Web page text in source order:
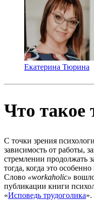
Екатерина Тюрина
Что такое
С точки зрения
зависимость от работы,
стремлении продолжать
тогда, когда это
Слово «workaholic»
публикации книги
«Исповедь трудоголика».